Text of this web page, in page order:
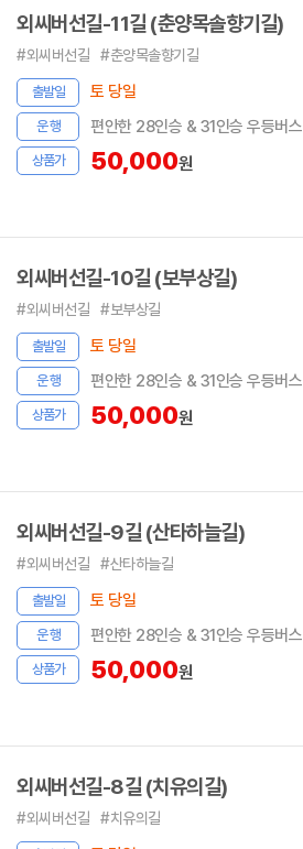
외씨버선길-11길 (춘양목솔향기길)
#외씨버선길 #춘양목솔향기길
출발일 토 당일
운 행 편안한 28인승 & 31인승 우등버스
상품가 50,000원
외씨버선길-10길 (보부상길)
#외씨버선길 #보부상길
출발일 토 당일
운 행 편안한 28인승 & 31인승 우등버스
상품가 50,000원
외씨버선길-9길 (산타하늘길)
#외씨버선길 #산타하늘길
출발일 토 당일
운 행 편안한 28인승 & 31인승 우등버스
상품가 50,000원
외씨버선길-8길 (치유의길)
#외씨버선길 #치유의길